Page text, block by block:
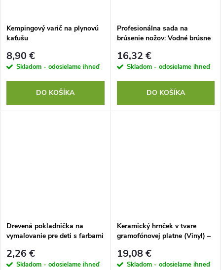
o
v
o
v
Kempingový varič na plynovú
kaťušu
8,90 €
Skladom - odosielame ihneď
DO KOŠÍKA
Profesionálna sada na
brúsenie nožov: Vodné brúsne
príslušenstvom
16,32 €
Skladom - odosielame ihneď
DO KOŠÍKA
Drevená pokladnička na
vymaľovanie pre deti s farbami
Kreatívna sada
2,26 €
Skladom - odosielame ihneď
Keramický hrnček v tvare
gramofónovej platne (Vinyl) –
19,08 €
Skladom - odosielame ihneď